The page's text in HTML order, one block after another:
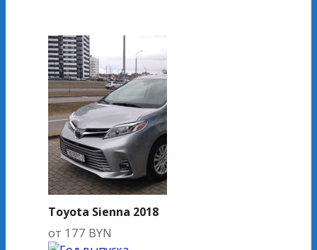
Toyota Sienna 2018
от 177 BYN